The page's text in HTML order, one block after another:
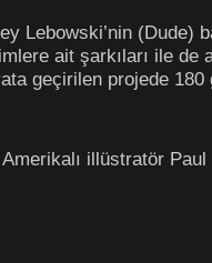
Lebowski’nin (Dude)
ait şarkıları ile
geçirilen projede
Amerikalı illüstratör